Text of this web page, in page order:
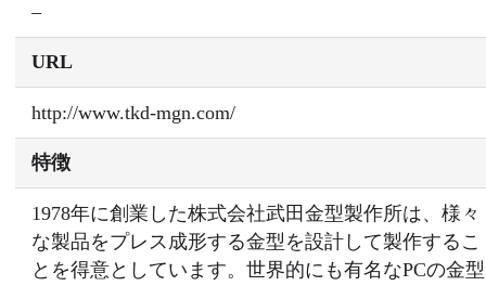
–
URL
http://www.tkd-mgn.com/
特徴
1978年に創業した株式会社武田金型製作所は、様々
な製品をプレス成形する金型を設計して製作するこ
とを得意としています。世界的にも有名なPCの金型